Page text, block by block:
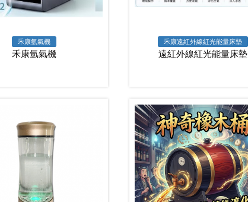
禾康氫氣機
禾康氫氣機
禾康遠紅外線紅光能量床墊
遠紅外線紅光能量床墊